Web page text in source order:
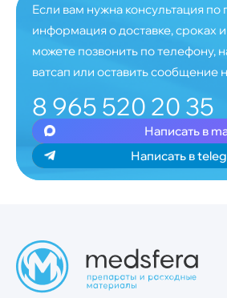
Если вам нужна консультация по
информация о доставке, сроках
можете позвонить по телефону,
ватсап или оставить сообщение
8 965 520 20 35
Написать в
Написать в